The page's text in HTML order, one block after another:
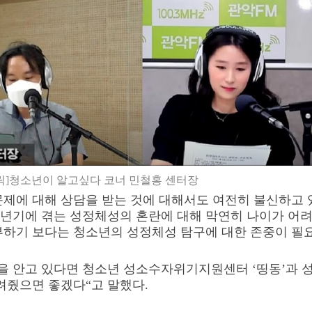
]청소년이 알고싶다 코너 민철홍 센터장
에 대해 상담을 받는 것에 대해서도 여전히 불신하고
기에 겪는 성정체성의 혼란에 대해 막연히 나이가 어
기 보다는 청소년의 성정체성 탐구에 대한 존중이 필
안고 있다면 청소년 성소수자위기지원센터 ‘띵동’과
줬으면 좋겠다“고 말했다.